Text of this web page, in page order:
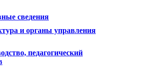
сведения
и органы управления
педагогический